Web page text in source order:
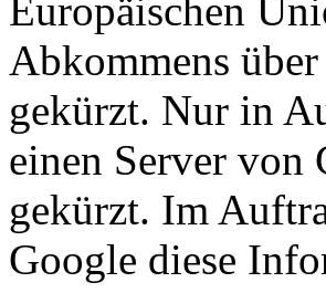
Europäischen
Abkommens
gekürzt. Nur in
einen Server von
gekürzt. Im
Google diese